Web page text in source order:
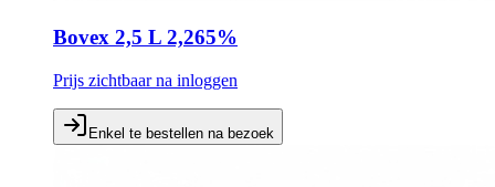
Bovex 2,5 L 2,265%
Prijs zichtbaar na inloggen
Enkel te bestellen na bezoek